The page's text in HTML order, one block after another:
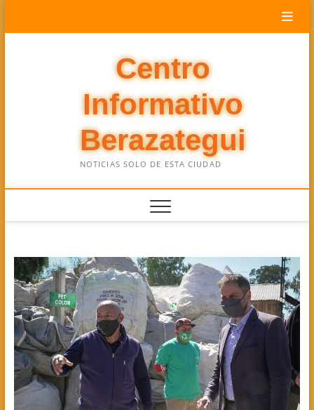
Centro
Informativo
Berazategui
NOTICIAS SOLO DE ESTA CIUDAD